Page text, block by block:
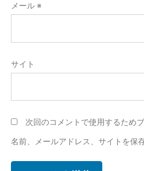
メール ※
サイト
次回のコメントで使用するため
名前、メールアドレス、サイトを保存